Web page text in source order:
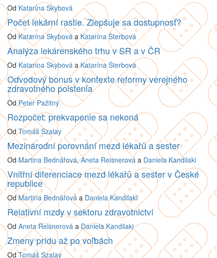
Od Katarína Skybová
Počet lekární rastie. Zlepšuje sa dostupnosť?
Od Katarína SkybováaKatarína Šterbová
Analýza lekárenského trhu v SR a v ČR
Od Katarína Skybová aKatarína Šterbová
Odvodový bonus v kontexte reformy verejného
zdravotného poistenia
Od Peter Pažitný
Rozpočet: prekvapenie sa nekoná
OdTomáš Szalay
Mezinárodní porovnání mezd lékařů a sester
OdMartina Bednářová,Aneta Reisnerová a Daniela Kandilaki
Vnitřní diferenciace mezd lékařů a sester v České
republice
OdMartina Bednářová a Daniela Kandilaki
Relativní mzdy v sektoru zdravotnictví
Od Aneta Reisnerová a Daniela Kandilaki
Zmeny prídu až po voľbách
OdTomáš Szalay